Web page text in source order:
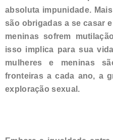
absoluta impunidade.
são obrigadas a se casar
meninas sofrem
isso implica para sua
mulheres e meninas
fronteiras a cada ano, a
exploração sexual.